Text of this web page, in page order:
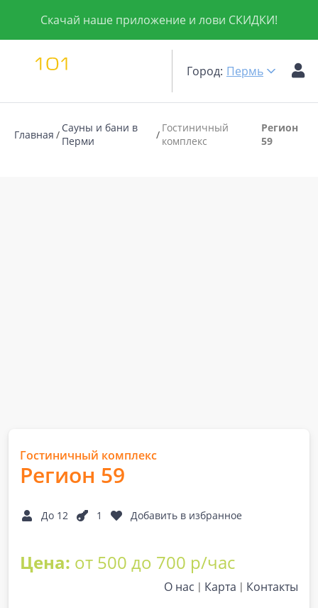
Скачай наше приложение и лови СКИДКИ!
Город: Пермь
Главная
Сауны и бани в
Перми
Гостиничный
комплекс
Регион
59
Гостиничный комплекс
Регион 59
До 12 1 Добавить в избранное
Цена: от 500 до 700 р/час
О нас Карта Контакты